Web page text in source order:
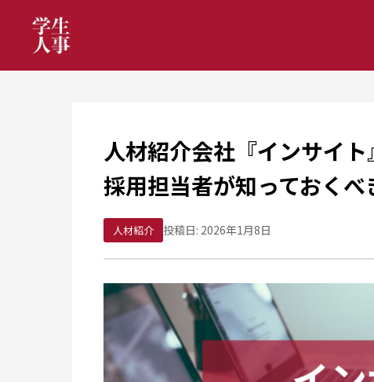
人材紹介会社『インサイ
採用担当者が知っておくべ
人材紹介 投稿日: 2026年1月8日